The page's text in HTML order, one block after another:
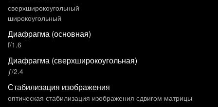
сверхширокоугольный
широкоугольный
Диафрагма (основная)
f/1.6
Диафрагма (сверхширокоугольная)
ƒ/2.4
Стабилизация изображения
оптическая стабилизация изображения сдвигом матрицы